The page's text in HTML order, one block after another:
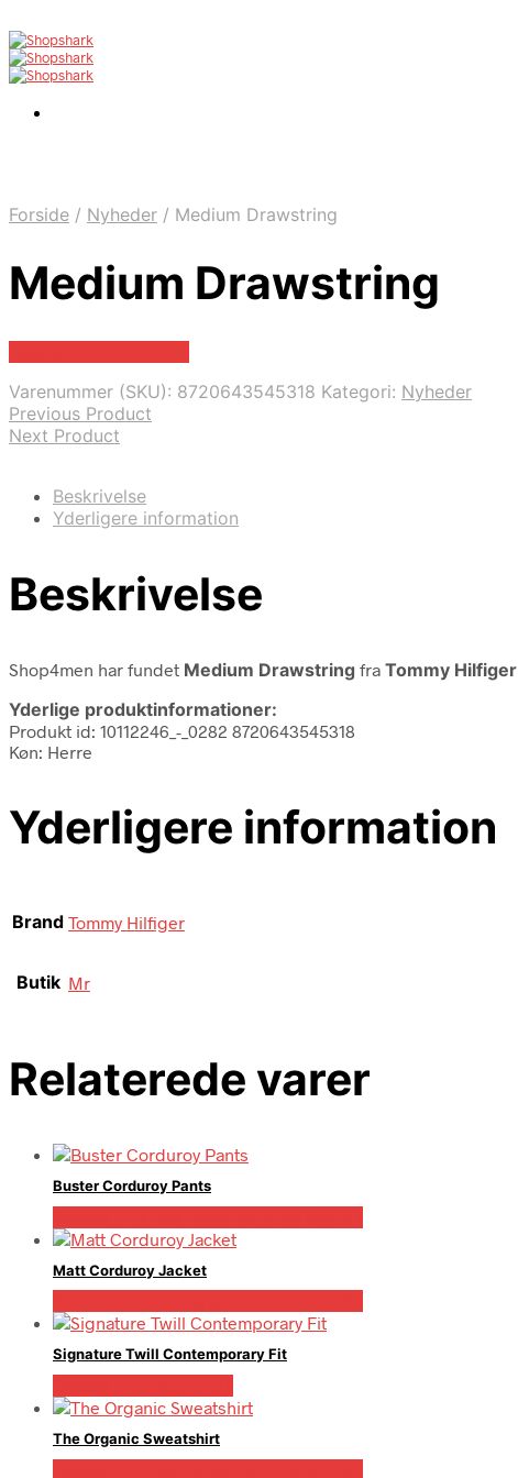
Forside / Nyheder / Medium Drawstring
Medium Drawstring
Varenummer (SKU): 8720643545318 Kategori: Nyheder
Previous Product
Next Product
Beskrivelse
Yderligere information
Beskrivelse
Shop4men har fundet Medium Drawstring fra Tommy Hilfiger
Yderlige produktinformationer:
Produkt id: 10112246_-_0282 8720643545318
Køn: Herre
Yderligere information
Brand Tommy Hilfiger
Butik Mr
Relaterede varer
Buster Corduroy Pants
Matt Corduroy Jacket
Signature Twill Contemporary Fit
The Organic Sweatshirt